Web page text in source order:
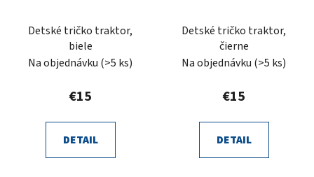
Detské tričko traktor,
biele
Na objednávku (>5 ks)
€15
DETAIL
Detské tričko traktor,
čierne
Na objednávku (>5 ks)
€15
DETAIL